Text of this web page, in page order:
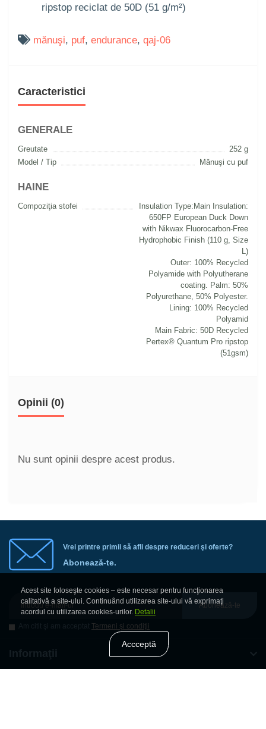
ripstop reciclat de 50D (51 g/m²)
mănuşi, puf, endurance, qaj-06
Caracteristici
GENERALE
Greutate
252 g
Model / Tip
Mănuşi cu puf
HAINE
Compoziţia stofei
Insulation Type:Main Insulation:
650FP European Duck Down
with Nikwax Fluorocarbon-Free
Hydrophobic Finish (110 g, Size
L)
Outer: 100% Recycled
Polyamide with Polyutherane
coating. Palm: 50%
Polyurethane, 50% Polyester.
Lining: 100% Recycled
Polyamid
Main Fabric: 50D Recycled
Pertex® Quantum Pro ripstop
(51gsm)
Opinii (0)
Nu sunt opinii despre acest produs.
Vrei printre primii să afli despre reduceri şi oferte?
Abonează-te.
Abonează-te
Am citit şi am acceptat Termeni şi condiţii
Informaţii
Acest site foloseşte cookies – este necesar pentru funcţionarea
calitativă a site-ului. Continuând utilizarea site-ului vă exprimaţi
acordul cu utilizarea cookies-urilor. Detalii
Accceptă